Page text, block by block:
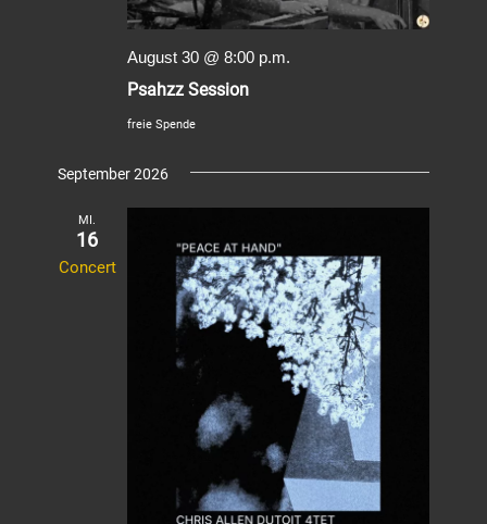
Psahzz Session
August 30 @ 8:00 p.m.
freie Spende
September 2026
MI.
16
Concert